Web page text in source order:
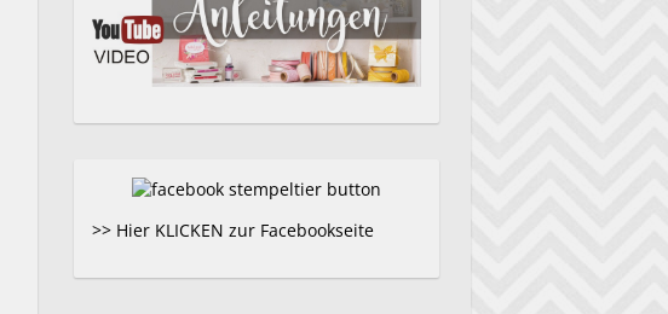
>> Hier KLICKEN zur Facebookseite